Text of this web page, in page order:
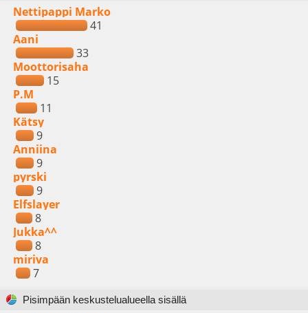
Nettipappi Marko
41
Aani
33
Moottorisaha
15
P.M
11
Kätsy
9
Anniina
9
pyrski
9
Elfslayer
8
Jukka^^
8
miriva
7
Pisimpään keskustelualueella sisällä